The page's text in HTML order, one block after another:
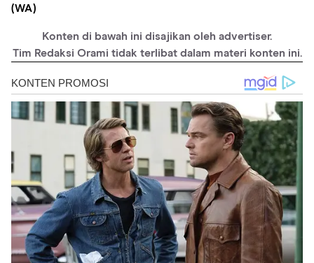
(WA)
Konten di bawah ini disajikan oleh advertiser.
Tim Redaksi Orami tidak terlibat dalam materi konten ini.